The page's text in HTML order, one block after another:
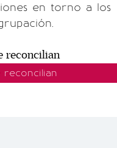
en torno a los
reconcilian